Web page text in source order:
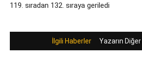
119. sıradan 132. sıraya geriledi
İlgili Haberler Yazarın